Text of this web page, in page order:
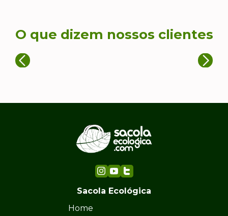
O que dizem nossos clientes
Sacola Ecológica
Home